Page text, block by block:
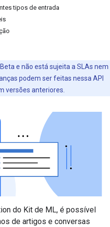
tipos de entrada
e não está sujeita a SLAs nem
podem ser feitas nessa API
versões anteriores.
do Kit de ML, é possível
de artigos e conversas